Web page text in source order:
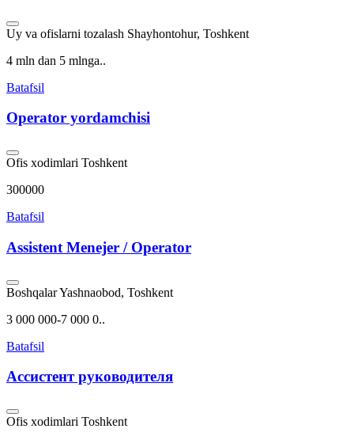
Uy va ofislarni tozalash Shayhontohur, Toshkent
4 mln dan 5 mlnga..
Batafsil
Operator yordamchisi
Ofis xodimlari Toshkent
300000
Batafsil
Assistent Menejer / Operator
BoshqalarYashnaobod, Toshkent
3 000 000-7 000 0..
Batafsil
Ассистент руководителя
Ofis xodimlari Toshkent